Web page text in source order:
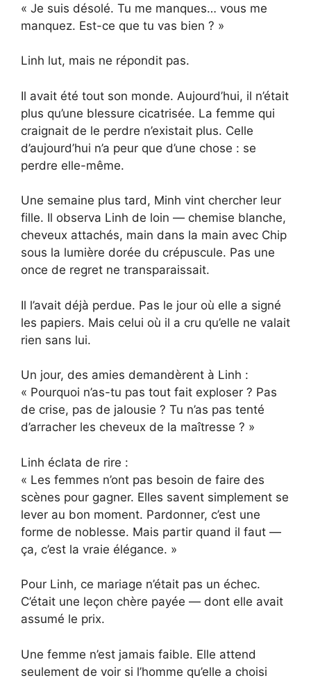
« Je suis désolé. Tu me manques… vous me
manquez. Est-ce que tu vas bien ? »
Linh lut, mais ne répondit pas.
Il avait été tout son monde. Aujourd’hui, il n’était
plus qu’une blessure cicatrisée. La femme qui
craignait de le perdre n’existait plus. Celle
d’aujourd’hui n’a peur que d’une chose : se
perdre elle-même.
Une semaine plus tard, Minh vint chercher leur
fille. Il observa Linh de loin — chemise blanche,
cheveux attachés, main dans la main avec Chip
sous la lumière dorée du crépuscule. Pas une
once de regret ne transparaissait.
Il l’avait déjà perdue. Pas le jour où elle a signé
les papiers. Mais celui où il a cru qu’elle ne valait
rien sans lui.
Un jour, des amies demandèrent à Linh :
« Pourquoi n’as-tu pas tout fait exploser ? Pas
de crise, pas de jalousie ? Tu n’as pas tenté
d’arracher les cheveux de la maîtresse ? »
Linh éclata de rire :
« Les femmes n’ont pas besoin de faire des
scènes pour gagner. Elles savent simplement se
lever au bon moment. Pardonner, c’est une
forme de noblesse. Mais partir quand il faut —
ça, c’est la vraie élégance. »
Pour Linh, ce mariage n’était pas un échec.
C’était une leçon chère payée — dont elle avait
assumé le prix.
Une femme n’est jamais faible. Elle attend
seulement de voir si l’homme qu’elle a choisi